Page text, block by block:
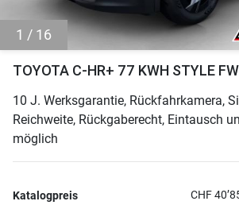
1 / 16
TOYOTA C-HR+ 77 KWH STYLE
10 J. Werksgarantie, Rückfahrkamera,
Reichweite, Rückgaberecht, Eintausch
möglich
Katalogpreis
CHF